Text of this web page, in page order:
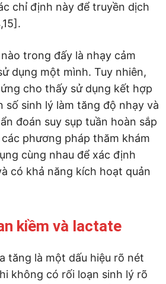
chỉ định này để truyền dịch
trong đấy là nhạy cảm
dụng một mình. Tuy nhiên,
cho thấy sử dụng kết hợp
số sinh lý làm tăng độ nhạy và
đoán suy sụp tuần hoàn sắp
phương pháp thăm khám
cùng nhau để xác định
có khả năng kích hoạt quản
kiềm và lactate
tăng là một dấu hiệu rõ nét
không có rối loạn sinh lý rõ